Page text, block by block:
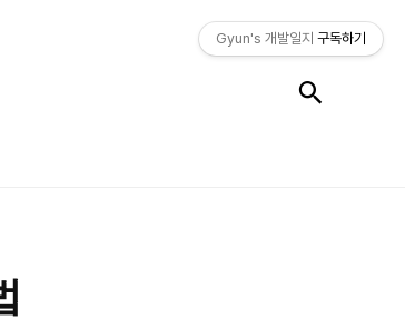
Gyun's 개발일지 구독하기